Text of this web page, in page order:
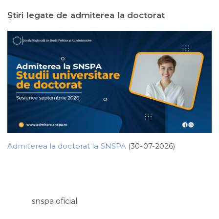
Ştiri legate de admiterea la doctorat
Admiterea la doctorat la SNSPA (30-07-2026)
snspa.oficial